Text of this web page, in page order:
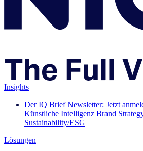
Insights
Der IQ Brief Newsletter: Jetzt
Künstliche Intelligenz Brand
Sustainability/ESG
Lösungen